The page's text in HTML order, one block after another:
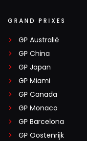
GRAND PRIXES
GP Australië
GP China
GP Japan
GP Miami
GP Canada
GP Monaco
GP Barcelona
GP Oostenrijk